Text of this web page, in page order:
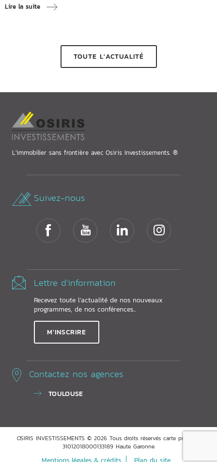
Lire la suite
TOUTE L'ACTUALITÉ
L'immobilier sans frontière avec Osiris Investissements. ®
Suivez-nous
Lettre d'information
Recevez toute l'actualité de nos nouveaux
programmes, de nos conférences...
M'INSCRIRE
Contactez nos agences
TOULOUSE
OSIRIS INVESTISSEMENTS © 2026 Tous droits réservés carte pro ADC
31012018000133189 Haute Garonne
Mentions légales & crédits Plan du site